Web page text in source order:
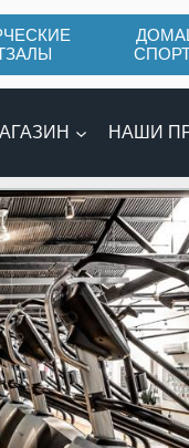
НАШИ